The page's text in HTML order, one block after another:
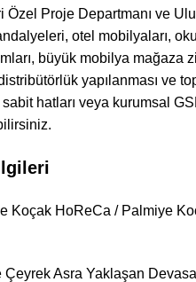
Proje Departmanı ve
otel mobilyaları,
büyük mobilya mağaza
yapılanması ve
hatları veya kurumsal
Koçak HoReCa / Palmiye
Asra Yaklaşan